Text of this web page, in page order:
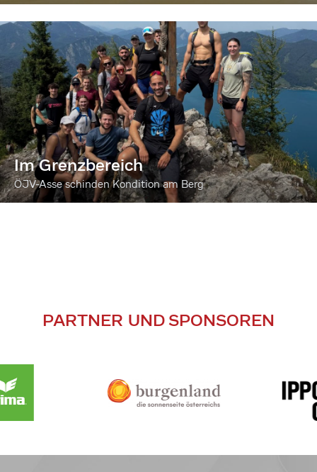
Im Grenzbereich
ÖJV-Asse schinden Kondition am Berg
PARTNER UND SPONSOREN